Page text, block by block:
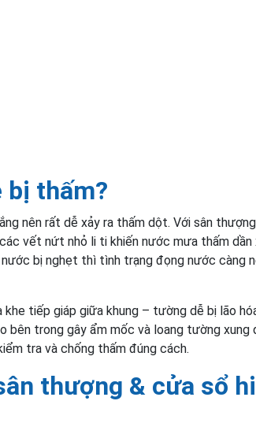
bị thấm?
nên rất dễ xảy ra thấm dột. Với sân
vết nứt nhỏ li ti khiến nước mưa thấm dần
bị nghẹt thì tình trạng đọng nước càng
tiếp giáp giữa khung – tường dễ bị lão
bên trong gây ẩm mốc và loang tường xung
tra và chống thấm đúng cách.
thượng & cửa sổ